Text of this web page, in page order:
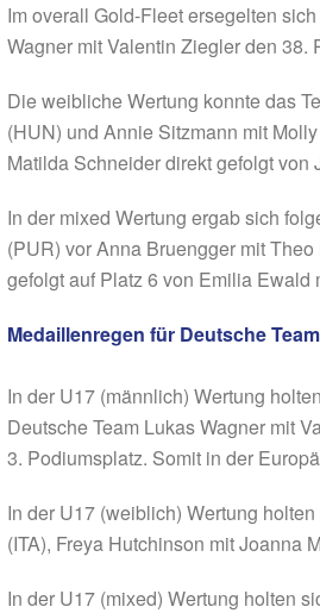
Im overall Gold-Fleet ersegelten
Wagner mit Valentin Ziegler den 38.
Die weibliche Wertung konnte das
(HUN) und Annie Sitzmann mit
Matilda Schneider direkt gefolgt
In der mixed Wertung ergab sich
(PUR) vor Anna Bruengger mit
gefolgt auf Platz 6 von Emilia Ewald
Medaillenregen für Deutsche
In der U17 (männlich) Wertung
Deutsche Team Lukas Wagner mit
3. Podiumsplatz. Somit in der
In der U17 (weiblich) Wertung
(ITA), Freya Hutchinson mit Joanna
In der U17 (mixed) Wertung holten